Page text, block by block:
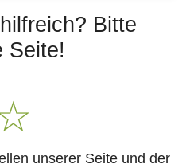
Bitte
Seite!
unserer Seite und der